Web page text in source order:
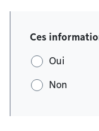
Ces
Oui
Non